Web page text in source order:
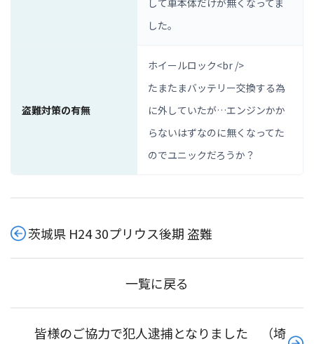
して車本体だけが無くなってま
した｡
盗難対策の有無
ホイールロック<br />
たまたまバッテリー交換する為
に外していたが…エンジンかか
らないはずなのに無くなってた
のでユニックだろうか？
茨城県 H24 30プリウス後期 盗難
一覧に戻る
皆様のご協力で犯人逮捕となりました （埼